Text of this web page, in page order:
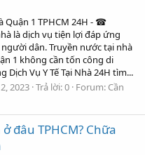
Quận 1 TPHCM 24H - ☎
là dịch vụ tiện lợi đáp ứng
dân. Truyền nước tại nhà
1 không cần tốn công di
Dịch Vụ Y Tế Tại Nhà 24H tìm...
2023 Trả lời: 0 Forum: Cần
đâu TPHCM? Chữa